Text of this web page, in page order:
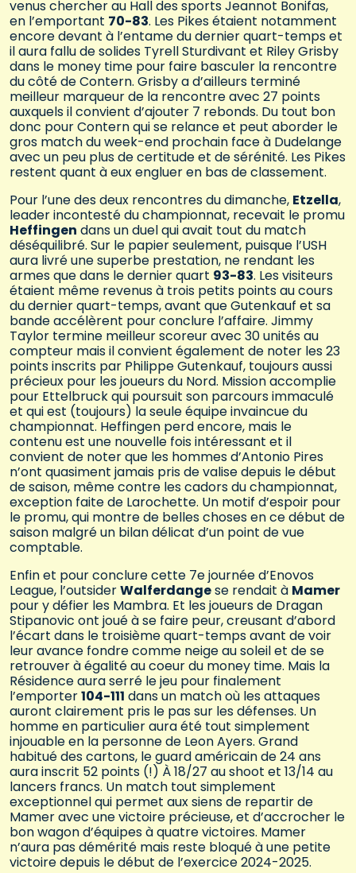
venus chercher au Hall des sports Jeannot Bonifas,
en l’emportant 70-83. Les Pikes étaient notamment
encore devant à l’entame du dernier quart-temps et
il aura fallu de solides Tyrell Sturdivant et Riley Grisby
dans le money time pour faire basculer la rencontre
du côté de Contern. Grisby a d’ailleurs terminé
meilleur marqueur de la rencontre avec 27 points
auxquels il convient d’ajouter 7 rebonds. Du tout bon
donc pour Contern qui se relance et peut aborder le
gros match du week-end prochain face à Dudelange
avec un peu plus de certitude et de sérénité. Les Pikes
restent quant à eux engluer en bas de classement.
Pour l’une des deux rencontres du dimanche, Etzella,
leader incontesté du championnat, recevait le promu
Heffingen dans un duel qui avait tout du match
déséquilibré. Sur le papier seulement, puisque l’USH
aura livré une superbe prestation, ne rendant les
armes que dans le dernier quart 93-83. Les visiteurs
étaient même revenus à trois petits points au cours
du dernier quart-temps, avant que Gutenkauf et sa
bande accélèrent pour conclure l’affaire. Jimmy
Taylor termine meilleur scoreur avec 30 unités au
compteur mais il convient également de noter les 23
points inscrits par Philippe Gutenkauf, toujours aussi
précieux pour les joueurs du Nord. Mission accomplie
pour Ettelbruck qui poursuit son parcours immaculé
et qui est (toujours) la seule équipe invaincue du
championnat. Heffingen perd encore, mais le
contenu est une nouvelle fois intéressant et il
convient de noter que les hommes d’Antonio Pires
n’ont quasiment jamais pris de valise depuis le début
de saison, même contre les cadors du championnat,
exception faite de Larochette. Un motif d’espoir pour
le promu, qui montre de belles choses en ce début de
saison malgré un bilan délicat d’un point de vue
comptable.
Enfin et pour conclure cette 7e journée d’Enovos
League, l’outsiderWalferdangese rendait à Mamer
pour y défier les Mambra. Et les joueurs de Dragan
Stipanovic ont joué à se faire peur, creusant d’abord
l’écart dans le troisième quart-temps avant de voir
leur avance fondre comme neige au soleil et de se
retrouver à égalité au coeur du money time. Mais la
Résidence aura serré le jeu pour finalement
l’emporter104-111 dans un match où les attaques
auront clairement pris le pas sur les défenses. Un
homme en particulier aura été tout simplement
injouable en la personne de Leon Ayers. Grand
habitué des cartons, le guard américain de 24 ans
aura inscrit 52 points (!) À 18/27 au shoot et 13/14 au
lancers francs. Un match tout simplement
exceptionnel qui permet aux siens de repartir de
Mamer avec une victoire précieuse, et d’accrocher le
bon wagon d’équipes à quatre victoires. Mamer
n’aura pas démérité mais reste bloqué à une petite
victoire depuis le début de l’exercice 2024-2025.